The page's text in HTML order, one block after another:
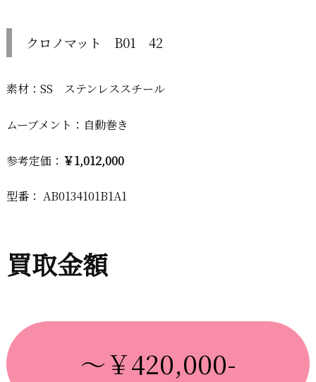
クロノマット B01 42
素材：SS ステンレススチール
ムーブメント：自動巻き
参考定価： ￥1,012,000
型番： AB0134101B1A1
買取金額
～￥420,000-